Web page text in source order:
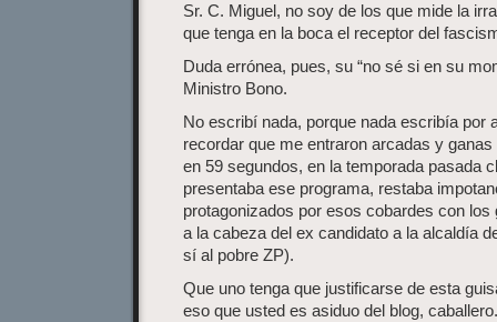
Sr. C. Miguel, no soy de los que mide la
que tenga en la boca el receptor del
Duda errónea, pues, su “no sé si en su
Ministro Bono.
No escribí nada, porque nada escribía por
recordar que me entraron arcadas y
en 59 segundos, en la temporada pasada
presentaba ese programa, restaba
protagonizados por esos cobardes con los
a la cabeza del ex candidato a la alcaldía
sí al pobre ZP).
Que uno tenga que justificarse de esta
eso que usted es asiduo del blog,